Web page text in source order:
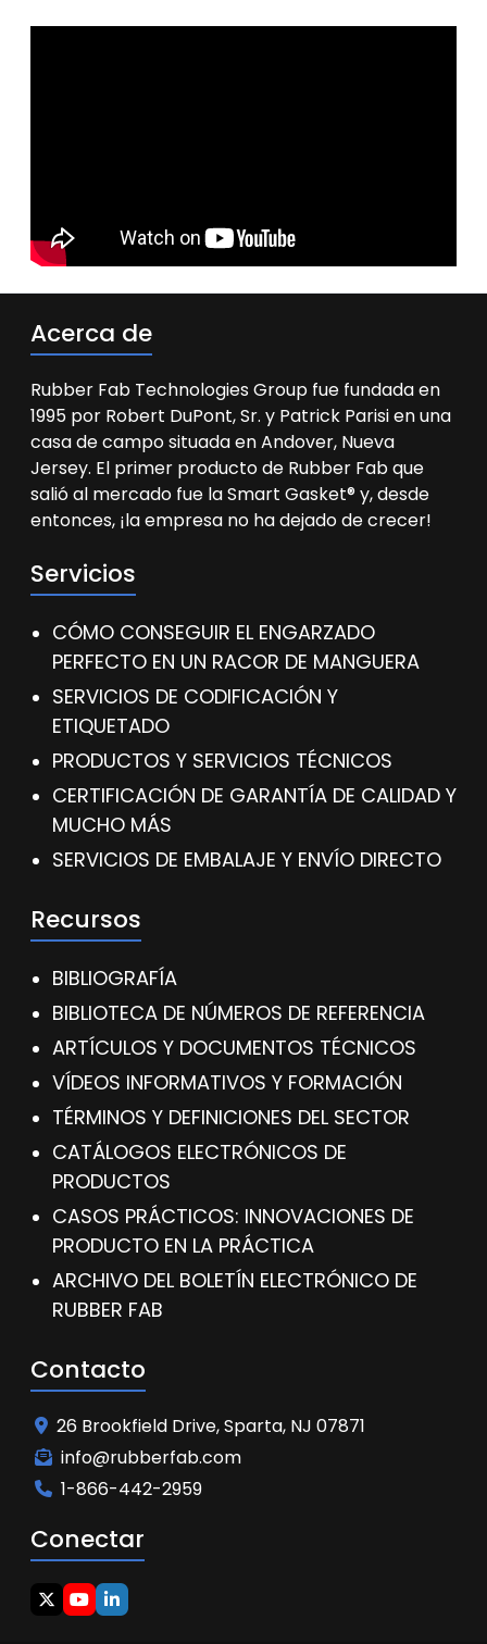
Acerca de
Rubber Fab Technologies Group fue fundada en
1995 por Robert DuPont, Sr. y Patrick Parisi en una
casa de campo situada en Andover, Nueva
Jersey. El primer producto de Rubber Fab que
salió al mercado fue la Smart Gasket® y, desde
entonces, ¡la empresa no ha dejado de crecer!
Servicios
CÓMO CONSEGUIR EL ENGARZADO
PERFECTO EN UN RACOR DE MANGUERA
SERVICIOS DE CODIFICACIÓN Y
ETIQUETADO
PRODUCTOS Y SERVICIOS TÉCNICOS
CERTIFICACIÓN DE GARANTÍA DE CALIDAD Y
MUCHO MÁS
SERVICIOS DE EMBALAJE Y ENVÍO DIRECTO
Recursos
BIBLIOGRAFÍA
BIBLIOTECA DE NÚMEROS DE REFERENCIA
ARTÍCULOS Y DOCUMENTOS TÉCNICOS
VÍDEOS INFORMATIVOS Y FORMACIÓN
TÉRMINOS Y DEFINICIONES DEL SECTOR
CATÁLOGOS ELECTRÓNICOS DE
PRODUCTOS
CASOS PRÁCTICOS: INNOVACIONES DE
PRODUCTO EN LA PRÁCTICA
ARCHIVO DEL BOLETÍN ELECTRÓNICO DE
RUBBER FAB
Contacto
26 Brookfield Drive, Sparta, NJ 07871
info@rubberfab.com
1-866-442-2959
Conectar